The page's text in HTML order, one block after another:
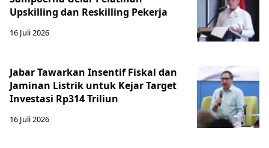
Upskilling dan Reskilling Pekerja
16 Juli 2026
Jabar Tawarkan Insentif Fiskal dan
Jaminan Listrik untuk Kejar Target
Investasi Rp314 Triliun
16 Juli 2026